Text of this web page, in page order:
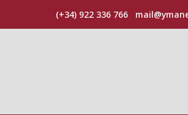
(+34) 922 336 766